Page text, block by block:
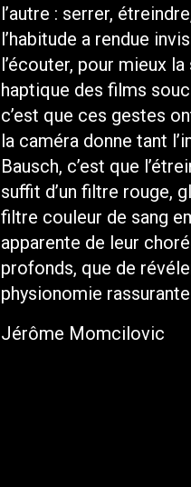
l’autre : serrer,
l’habitude a rendue
l’écouter, pour mieux
haptique des films
c’est que ces gestes
la caméra donne tant
Bausch, c’est que
suffit d’un filtre rouge,
filtre couleur de sang
apparente de leur
profonds, que de
physionomie
Jérôme Momcilovic